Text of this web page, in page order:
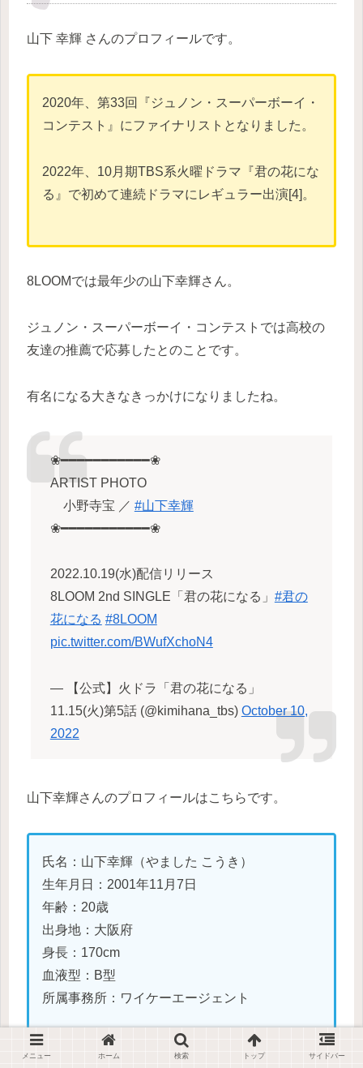
山下 幸輝 さんのプロフィールです。
2020年、第33回『ジュノン・スーパーボーイ・
コンテスト』にファイナリストとなりました。
2022年、10月期TBS系火曜ドラマ『君の花にな
る』で初めて連続ドラマにレギュラー出演[4]。
8LOOMでは最年少の山下幸輝さん。
ジュノン・スーパーボーイ・コンテストでは高校の
友達の推薦で応募したとのことです。
有名になる大きなきっかけになりましたね。
❀━━━━━━━━━━━❀
ARTIST PHOTO
小野寺宝 ／ #山下幸輝
❀━━━━━━━━━━━❀
2022.10.19(水)配信リリース
8LOOM 2nd SINGLE「君の花になる」 #君の
花になる #8LOOM
pic.twitter.com/BWufXchoN4
— 【公式】火ドラ「君の花になる」
11.15(火)第5話 (@kimihana_tbs) October 10,
2022
山下幸輝さんのプロフィールはこちらです。
氏名：山下幸輝（やました こうき）
生年月日：2001年11月7日
年齢：20歳
出身地：大阪府
身長：170cm
血液型：B型
所属事務所：ワイケーエージェント
メニュー ホーム 検索 トップ サイドバー